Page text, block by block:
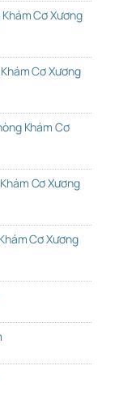
Cơ Xương
Cơ Xương
Khám Cơ
Cơ Xương
Cơ Xương